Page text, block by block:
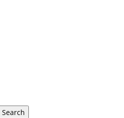
Search